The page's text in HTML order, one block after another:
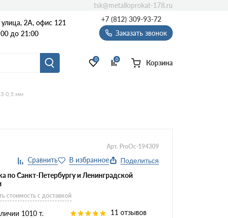
2А, офис 121
до 21:00
+7 (812) 309-93-72
Заказать звонок
0 0 Корзина
tsk@metalloprokat-178.ru
0,5 мм
Арт. ProOc-194309
Поделиться
по Санкт-Петербургу и Ленинградской
стоимость с доставкой
1010 т. 11 отзывов